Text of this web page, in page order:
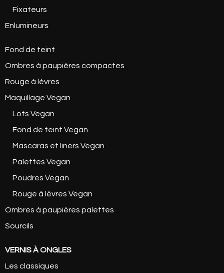
Fixateurs
Enlumineurs
Fond de teint
Ombres à paupières compactes
Rouge à lèvres
Maquillage Vegan
Lots Vegan
Fond de teint Vegan
Mascaras et liners Vegan
Palettes Vegan
Poudres Vegan
Rouge à lèvres Vegan
Ombres à paupières palettes
Sourcils
VERNIS À ONGLES
Les classiques